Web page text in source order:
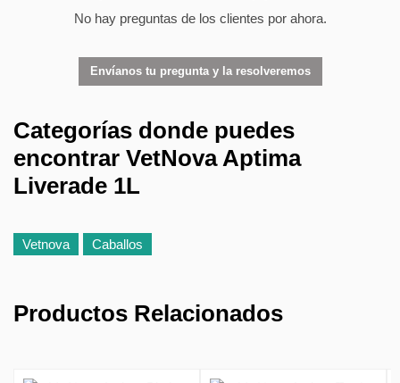
No hay preguntas de los clientes por ahora.
Envíanos tu pregunta y la resolveremos
Categorías donde puedes
encontrar VetNova Aptima
Liverade 1L
Vetnova Caballos
Productos Relacionados